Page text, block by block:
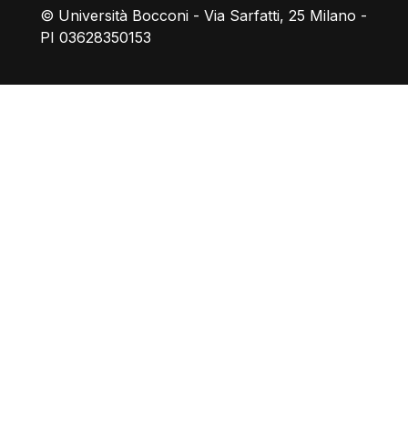
© Università Bocconi - Via Sarfatti, 25 Milano -
PI 03628350153